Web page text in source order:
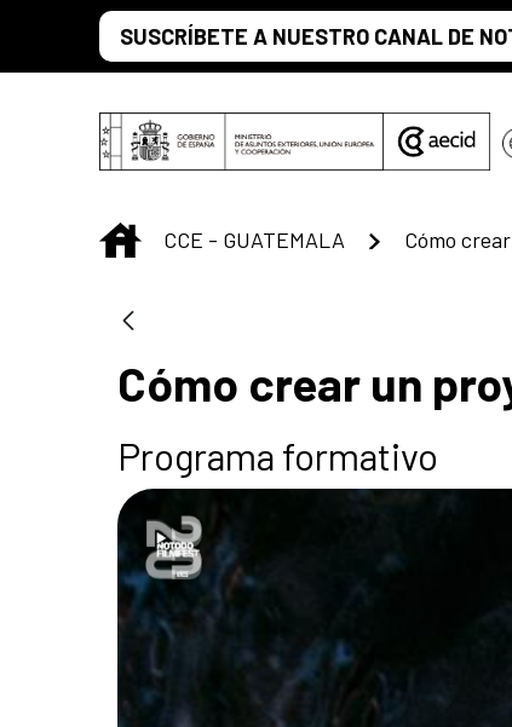
Saltar al contenido principal
SUSCRÍBETE A NUESTRO CANAL DE
INICIO
CCE - GUATEMALA Cómo
Cómo crear un
Programa formativo